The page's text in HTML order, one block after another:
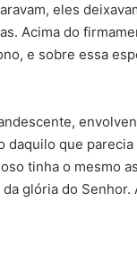
eles
Acima do
e sobre essa
que
tinha o mesmo
glória do